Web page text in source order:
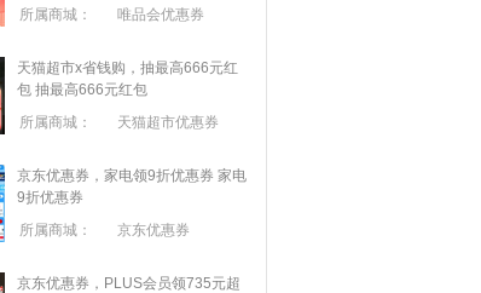
所属商城：
唯品会优惠券
天猫超市x省钱购，抽最高666元红
包 抽最高666元红包
所属商城：
天猫超市优惠券
京东优惠券，家电领9折优惠券 家电
9折优惠券
所属商城：
京东优惠券
京东优惠券，PLUS会员领735元超